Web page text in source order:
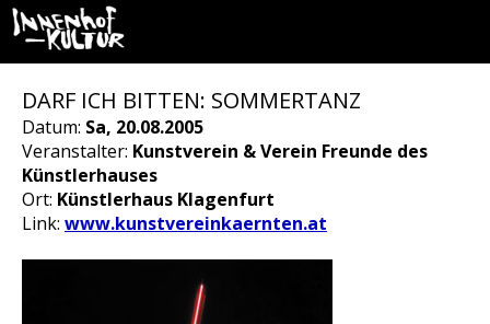
DARF ICH BITTEN: SOMMERTANZ
Datum: Sa, 20.08.2005
Veranstalter: Kunstverein & Verein Freunde des
Künstlerhauses
Ort: Künstlerhaus Klagenfurt
Link: www.kunstvereinkaernten.at